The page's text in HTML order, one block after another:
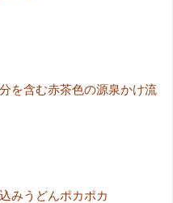
を含む赤茶色の源泉かけ流
みうどんポカポカ